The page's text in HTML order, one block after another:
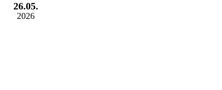
26.05.
2026